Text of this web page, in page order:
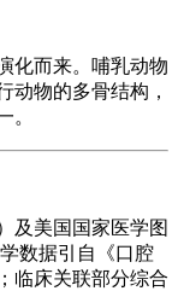
化而来。哺乳动物
动物的多骨结构，
。
及美国国家医学图
数据引自《口腔
临床关联部分综合